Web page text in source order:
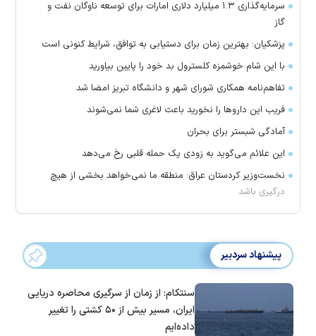
سرمایه‌گذاری ۱.۳ میلیارد دلاری امارات برای توسعه ناوگان نفت و
گاز
پزشکیان: بهترین زمان برای دستیابی به توافق، شرایط کنونی است
با این شام خوشمزه کلسترول بد خود را پایین بیاورید
تفاهم‌نامه همکاری شورای شهر و دانشگاه تبریز امضا شد
فریب این دارو‌ها را نخورید باعث لاغری شما نمی‌شوند
آمادگی شبستر برای بحران
این علائم می‌گوید به زودی یک حمله قلبی رخ می‌دهد
نخست‌وزیر کردستان عراق: منطقه ما نمی‌خواهد بخشی از هیچ
درگیری باشد
پیشنهاد سردبیر
سنتکام: از زمان از سرگیری محاصره دریایی
ایران، مسیر بیش از ۵۰ کشتی را تغییر
داده‌ایم